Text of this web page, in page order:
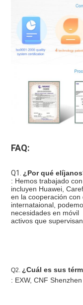
FAQ:
Q1. ¿Por qué
: Hemos trabajado
incluyen Huawei,
en la cooperación
internataional,
necesidades en móvil
activos que
Q2. ¿Cuál es sus
: EXW, CNF